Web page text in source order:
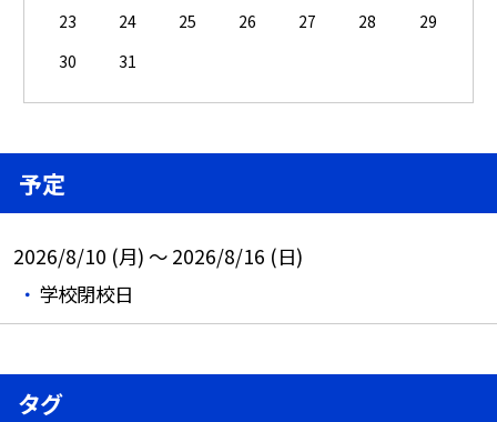
23
24 25 26 27 28
29
30
31
予定
2026/8/10 (月) ～ 2026/8/16 (日)
学校閉校日
タグ